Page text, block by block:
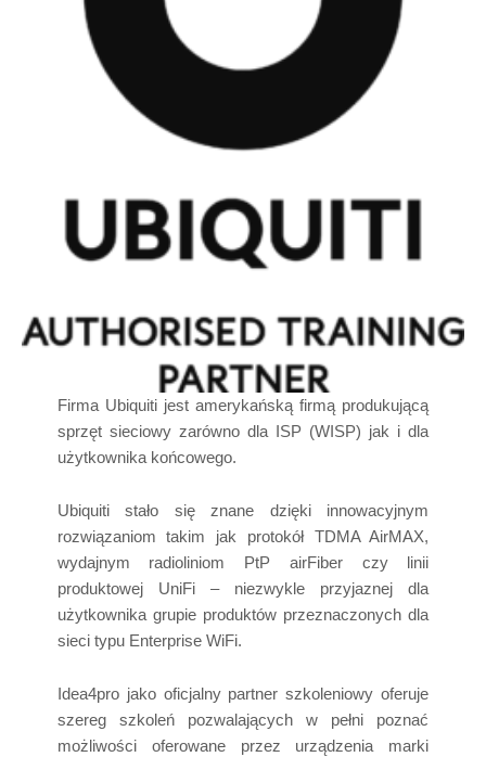
Firma Ubiquiti jest amerykańską firmą produkującą
sprzęt sieciowy zarówno dla ISP (WISP) jak i dla
użytkownika końcowego.
Ubiquiti stało się znane dzięki innowacyjnym
rozwiązaniom takim jak protokół TDMA AirMAX,
wydajnym radioliniom PtP airFiber czy linii
produktowej UniFi – niezwykle przyjaznej dla
użytkownika grupie produktów przeznaczonych dla
sieci typu Enterprise WiFi.
Idea4pro jako oficjalny partner szkoleniowy oferuje
szereg szkoleń pozwalających w pełni poznać
możliwości oferowane przez urządzenia marki